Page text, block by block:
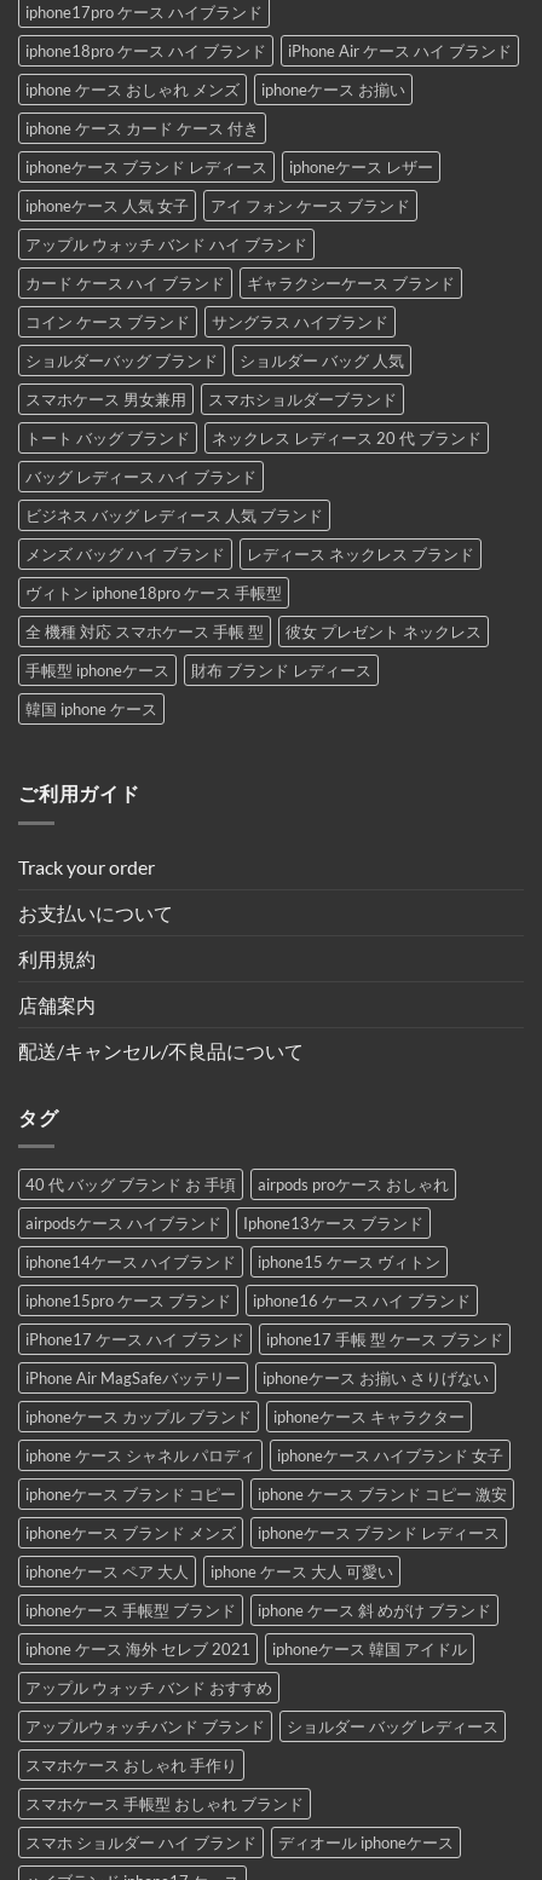
iphone17pro ケース ハイブランド
iphone18pro ケース ハイ ブランド
iPhone Air ケース ハイ ブランド
iphone ケース おしゃれ メンズ
iphoneケース お揃い
iphone ケース カード ケース 付き
iphoneケース ブランド レディース
iphoneケース レザー
iphoneケース 人気 女子
アイ フォン ケース ブランド
アップル ウォッチ バンド ハイ ブランド
カード ケース ハイ ブランド
ギャラクシーケース ブランド
コイン ケース ブランド
サングラス ハイブランド
ショルダーバッグ ブランド
ショルダー バッグ 人気
スマホケース 男女兼用
スマホショルダーブランド
トート バッグ ブランド
ネックレス レディース 20 代 ブランド
バッグ レディース ハイ ブランド
ビジネス バッグ レディース 人気 ブランド
メンズ バッグ ハイ ブランド
レディース ネックレス ブランド
ヴィトン iphone18pro ケース 手帳型
全 機種 対応 スマホケース 手帳 型
彼女 プレゼント ネックレス
手帳型 iphoneケース
財布 ブランド レディース
韓国 iphone ケース
ご利用ガイド
Track your order
お支払いについて
利用規約
店舗案内
配送/キャンセル/不良品について
タグ
40 代 バッグ ブランド お 手頃
airpods proケース おしゃれ
airpodsケース ハイブランド
Iphone13ケース ブランド
iphone14ケース ハイブランド
iphone15 ケース ヴィトン
iphone15pro ケース ブランド
iphone16 ケース ハイ ブランド
iPhone17 ケース ハイ ブランド
iphone17 手帳 型 ケース ブランド
iPhone Air MagSafeバッテリー
iphoneケース お揃い さりげない
iphoneケース カップル ブランド
iphoneケース キャラクター
iphone ケース シャネル パロディ
iphoneケース ハイブランド 女子
iphoneケース ブランド コピー
iphone ケース ブランド コピー 激安
iphoneケース ブランド メンズ
iphoneケース ブランド レディース
iphoneケース ペア 大人
iphone ケース 大人 可愛い
iphoneケース 手帳型 ブランド
iphone ケース 斜 めがけ ブランド
iphone ケース 海外 セレブ 2021
iphoneケース 韓国 アイドル
アップル ウォッチ バンド おすすめ
アップルウォッチバンド ブランド
ショルダー バッグ レディース
スマホケース おしゃれ 手作り
スマホケース 手帳型 おしゃれ ブランド
スマホ ショルダー ハイ ブランド
ディオール iphoneケース